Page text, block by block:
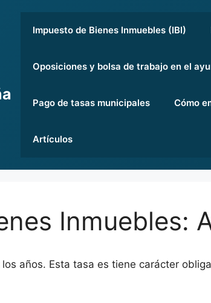
Impuesto de Bienes Inmuebles (IBI)
Oposiciones y bolsa de trabajo en el
Pago de tasas municipales Cómo
Artículos
Inmuebles:
años. Esta tasa es tiene carácter